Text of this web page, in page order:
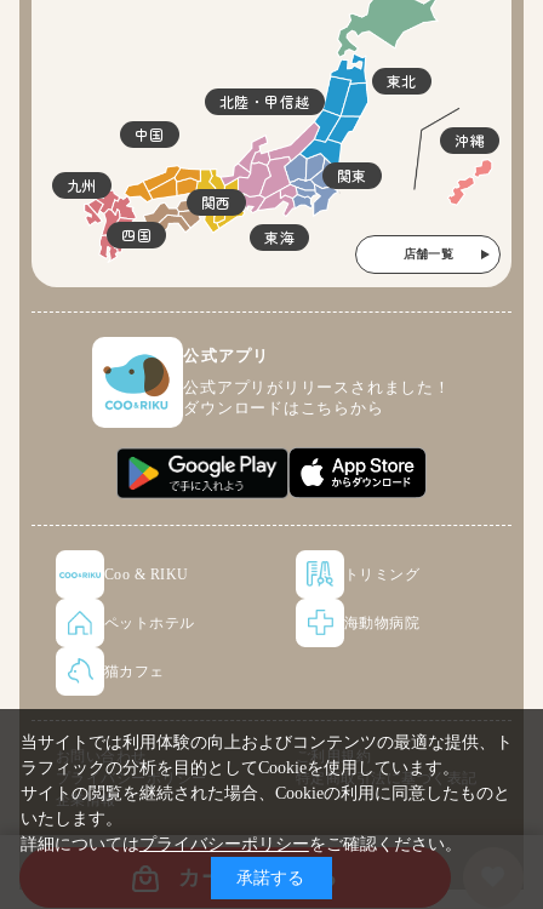
カートに入れる
東北
関東
北陸・甲信越
東海
関西
四国
中国
九州
沖縄
店舗一覧
公式アプリ
公式アプリがリリースされました！
ダウンロードはこちらから
Coo & RIKU トリミング
ペットホテル 海動物病院
猫カフェ
お問い合わせ
ご利用規約
プライバシーポリシー
特定商取引法に基づく表記
企業情報
© COO PREMIUM ONLINE
当サイトでは利用体験の向上およびコンテンツの最適な提供、ト
ラフィックの分析を目的としてCookieを使用しています。
サイトの閲覧を継続された場合、Cookieの利用に同意したものと
いたします。
詳細についてはプライバシーポリシーをご確認ください。
承諾する